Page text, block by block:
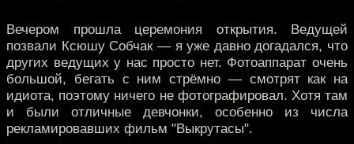
Вечером прошла церемония открытия. Ведущей
позвали Ксюшу Собчак — я уже давно догадался, что
других ведущих у нас просто нет. Фотоаппарат очень
большой, бегать с ним стрёмно — смотрят как на
идиота, поэтому ничего не фотографировал. Хотя там
и были отличные девчонки, особенно из числа
рекламировавших фильм "Выкрутасы".